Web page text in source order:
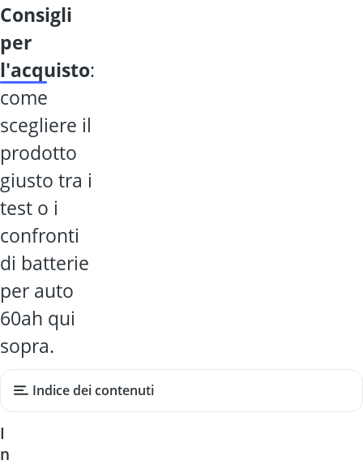
consigli
per
l'acquisto:
come
scegliere il
prodotto
giusto tra i
test o i
confronti
di batterie
per auto
60ah qui
sopra.
Indice dei contenuti
I
n